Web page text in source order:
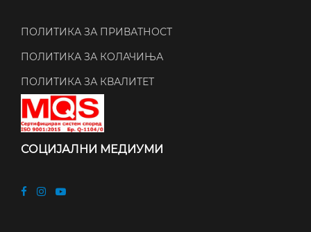
ПОЛИТИКА ЗА ПРИВАТНОСТ
ПОЛИТИКА ЗА КОЛАЧИЊА
ПОЛИТИКА ЗА КВАЛИТЕТ
СОЦИЈАЛНИ МЕДИУМИ